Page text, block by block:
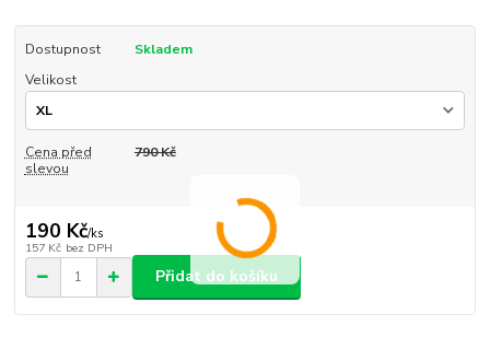
Dostupnost
Skladem
Velikost
Cena před
slevou
790 Kč
190 Kč/ks
157 Kč bez DPH
Přidat do košíku